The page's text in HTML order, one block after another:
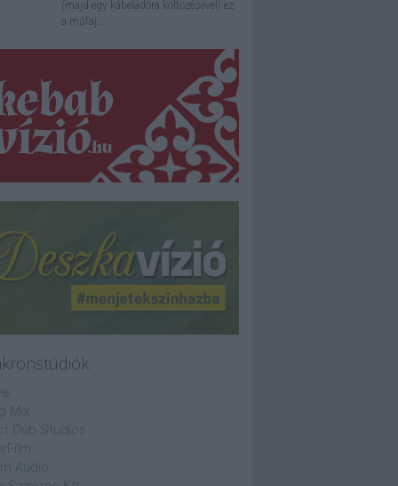
(majd egy kábeladóra költözésével) ez
a műfaj...
Mix
Dub Studios
Audio